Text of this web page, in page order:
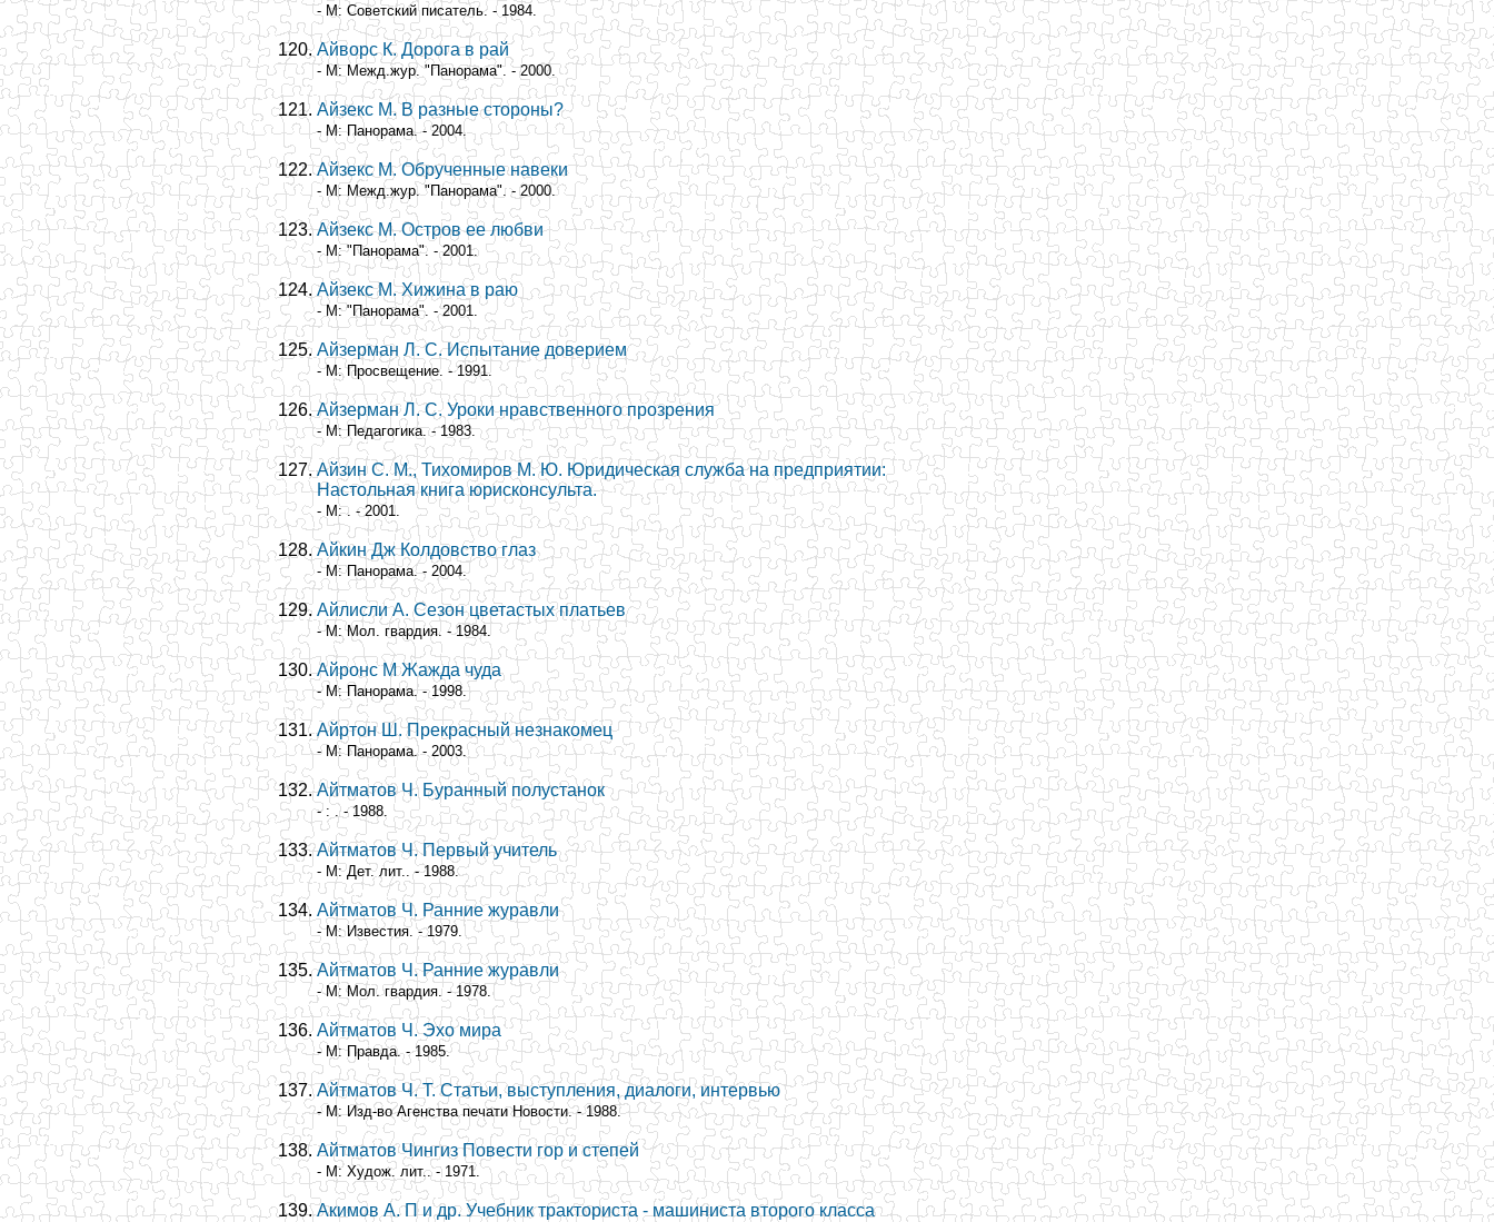
- М: Советский писатель. - 1984.
Айворс К. Дорога в рай
- М: Межд.жур. "Панорама". - 2000.
Айзекс М. В разные стороны?
- М: Панорама. - 2004.
Айзекс М. Обрученные навеки
- М: Межд.жур. "Панорама". - 2000.
Айзекс М. Остров ее любви
- М: "Панорама". - 2001.
Айзекс М. Хижина в раю
- М: "Панорама". - 2001.
Айзерман Л. С. Испытание доверием
- М: Просвещение. - 1991.
Айзерман Л. С. Уроки нравственного прозрения
- М: Педагогика. - 1983.
Айзин С. М., Тихомиров М. Ю. Юридическая служба на предприятии:
Настольная книга юрисконсульта.
- М: . - 2001.
Айкин Дж Колдовство глаз
- М: Панорама. - 2004.
Айлисли А. Сезон цветастых платьев
- М: Мол. гвардия. - 1984.
Айронс М Жажда чуда
- М: Панорама. - 1998.
Айртон Ш. Прекрасный незнакомец
- М: Панорама. - 2003.
Айтматов Ч. Буранный полустанок
- : . - 1988.
Айтматов Ч. Первый учитель
- М: Дет. лит.. - 1988.
Айтматов Ч. Ранние журавли
- М: Известия. - 1979.
Айтматов Ч. Ранние журавли
- М: Мол. гвардия. - 1978.
Айтматов Ч. Эхо мира
- М: Правда. - 1985.
Айтматов Ч. Т. Статьи, выступления, диалоги, интервью
- М: Изд-во Агенства печати Новости. - 1988.
Айтматов Чингиз Повести гор и степей
- М: Худож. лит.. - 1971.
Акимов А. П и др. Учебник тракториста - машиниста второго класса